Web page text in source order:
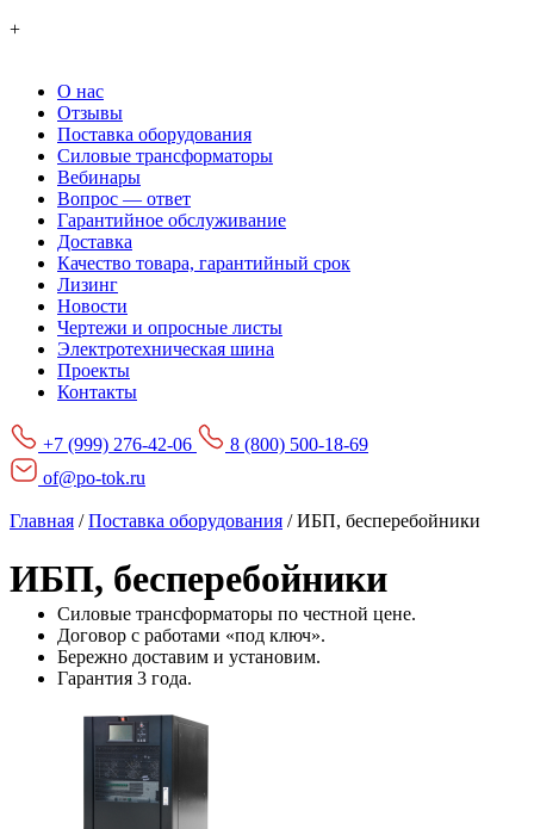
+
О нас
Отзывы
Поставка оборудования
Силовые трансформаторы
Вебинары
Вопрос — ответ
Гарантийное обслуживание
Доставка
Качество товара, гарантийный срок
Лизинг
Новости
Чертежи и опросные листы
Электротехническая шина
Проекты
Контакты
+7 (999) 276-42-06
8 (800) 500-18-69
of@po-tok.ru
Главная /Поставка оборудования /ИБП, бесперебойники
ИБП, бесперебойники
Силовые трансформаторы по честной цене.
Договор с работами «под ключ».
Бережно доставим и установим.
Гарантия 3 года.